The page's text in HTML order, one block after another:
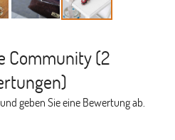
Community (2
geben Sie eine Bewertung ab.